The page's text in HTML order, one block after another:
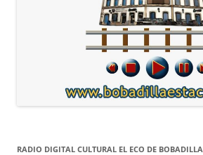
RADIO DIGITAL CULTURAL EL ECO DE BOBADILLA